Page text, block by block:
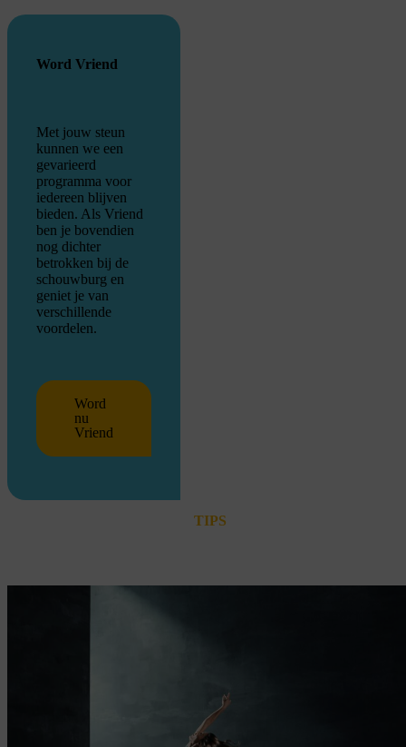
Word Vriend
Met jouw steun
kunnen we een
gevarieerd
programma voor
iedereen blijven
bieden. Als Vriend
ben je bovendien
nog dichter
betrokken bij de
schouwburg en
geniet je van
verschillende
voordelen.
Word
nu
Vriend
TIPS